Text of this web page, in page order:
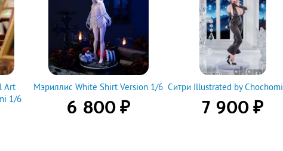
Art
1/6
Мэриллис White Shirt Version 1/6
6 800 ₽
Ситри Illustrated by
7 900 ₽